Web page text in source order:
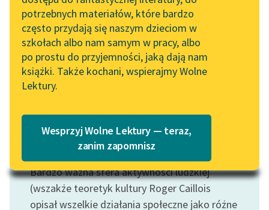
Spotkanie z Katarzyną
Tunkiel w Oslo
102. lata temu zmarł
Joseph Conrad
Lektury szkolne i klasyka
literatury do słuchania dla
uczennic i uczniów z
niepełnosprawnościami
OAI-PMH
Widget Wolnych Lektur
Przypisy
Katalog w formacie PDF
potrzebnych materiałów, które bardzo
często przydają się naszym dzieciom w
szkołach albo nam samym w pracy, albo
po prostu do przyjemności, jaką dają nam
książki. Także kochani, wspierajmy Wolne
Lektury.
Wesprzyj Wolne Lektury — teraz,
zanim zapomnisz
szlacheckiej rodziny, bo
był gentlemanem...
Czytaj więcej
Motyw: Gra
Bardzo ważna sfera aktywności ludzkiej
(wszakże teoretyk kultury Roger Caillois
opisał wszelkie działania społeczne jako różne